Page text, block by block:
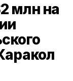
млн на